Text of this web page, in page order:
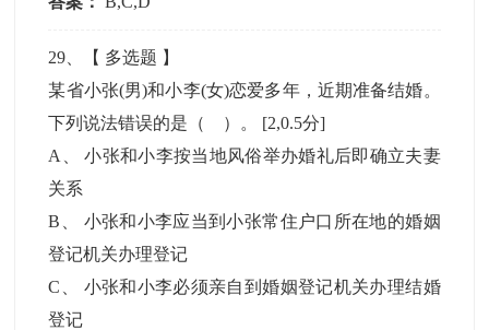
29 、【 多选题 】
某省小张(男)和小李(女)恋爱多年，近期准备结婚。
下列说法错误的是（ ）。 [2,0.5分]
A
、小张和小李按当地风俗举办婚礼后即确立夫妻
关系
B
小张和小李应当到小张常住户口所在地的婚姻
登记机关办理登记
C
小张和小李必须亲自到婚姻登记机关办理结婚
登记